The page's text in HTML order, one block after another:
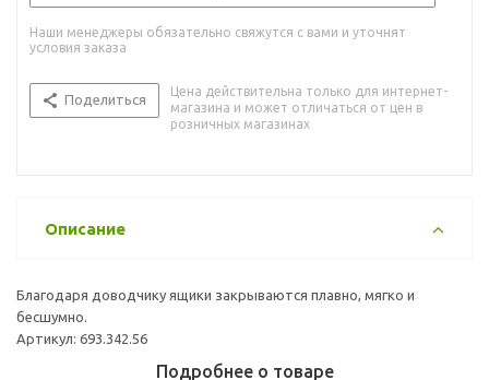
Наши менеджеры обязательно свяжутся с вами и уточнят
условия заказа
Поделиться
Цена действительна только для интернет-
магазина и может отличаться от цен в
розничных магазинах
Описание
Благодаря доводчику ящики закрываются плавно, мягко и
бесшумно.
Артикул: 693.342.56
Подробнее о товаре